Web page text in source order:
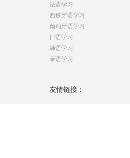
法语学习
西班牙语学习
葡萄牙语学习
日语学习
韩语学习
泰语学习
友情链接：